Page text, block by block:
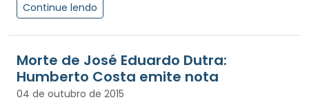
Continue lendo
Morte de José Eduardo Dutra:
Humberto Costa emite nota
04 de outubro de 2015